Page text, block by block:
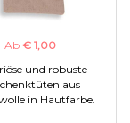
Ab € 1,00
und robuste
aus
in Hautfarbe.